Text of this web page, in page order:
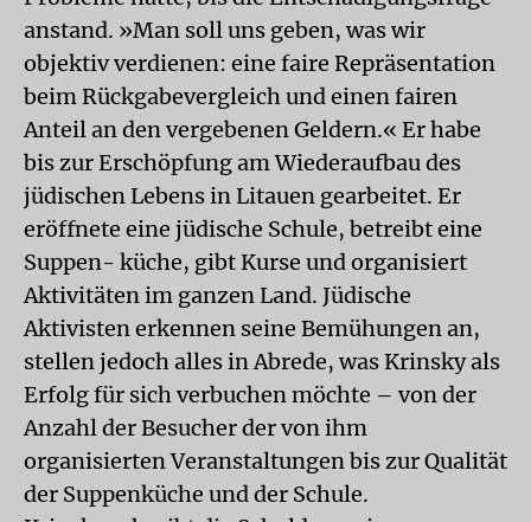
anstand. »Man soll uns geben, was wir
objektiv verdienen: eine faire Repräsentation
beim Rückgabevergleich und einen fairen
Anteil an den vergebenen Geldern.« Er habe
bis zur Erschöpfung am Wiederaufbau des
jüdischen Lebens in Litauen gearbeitet. Er
eröffnete eine jüdische Schule, betreibt eine
Suppen- küche, gibt Kurse und organisiert
Aktivitäten im ganzen Land. Jüdische
Aktivisten erkennen seine Bemühungen an,
stellen jedoch alles in Abrede, was Krinsky als
Erfolg für sich verbuchen möchte – von der
Anzahl der Besucher der von ihm
organisierten Veranstaltungen bis zur Qualität
der Suppenküche und der Schule.